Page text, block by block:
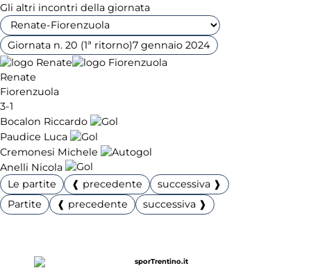
Gli altri incontri della giornata
Giornata n. 20 (1ª ritorno)7 gennaio 2024
Renate
Fiorenzuola
3-1
Bocalon Riccardo
Paudice Luca
Cremonesi Michele
Anelli Nicola
Le partite
❰ precedente
successiva ❱
Partite
❰ precedente successiva ❱